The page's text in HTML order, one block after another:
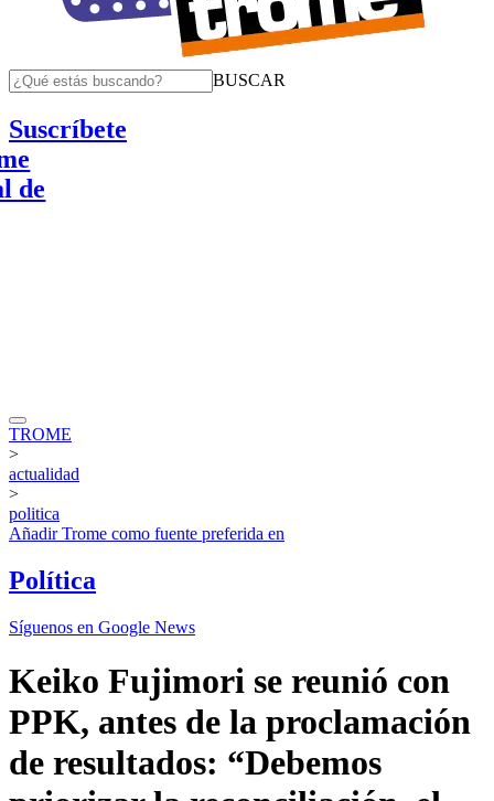
BUSCAR
Suscríbete
TROME
>
actualidad
>
politica
AñadirTrome como fuente preferida en
Política
Síguenos en Google News
Keiko Fujimori se reunió con
PPK, antes de la proclamación
de resultados: “Debemos